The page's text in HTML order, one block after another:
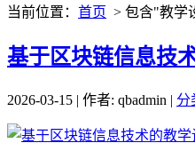
当前位置： 首页 > 包含"教学
基于区块链信息技
2026-03-15 | 作者: qbadmin | 分